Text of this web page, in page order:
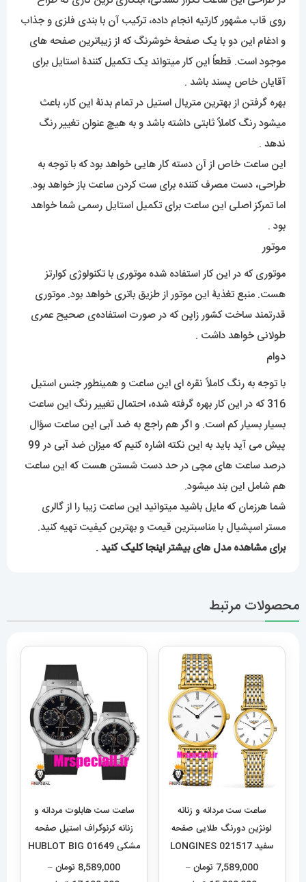
روی قاب مشهور کارتیه انجام داده، ترکیب آن با بندی فلزی و جذاب
و ادغام این دو با یک صفحۀ خوشرنگ که از زیباترین صفحه های
موجود است. قطعاً این کار میتواند یک تکمیل کنندۀ استایل برای
آقایان خاص پسند باشد .
بهره گرفتن از بهترین متریال استیل در تمام بدنۀ این کار، باعث
میشود رنگ کاملاً ثابتی داشته باشد و به هیچ عنوان تغییر رنگ
ندهد .
این ساعت خاص از آن دسته کار هایی خواهد بود که با توجه به
طراحی، دست مصرف کننده برای ست کردن ساعت باز خواهد بود.
اما تمرکز اصلی این ساعت برای تکمیل استایل رسمی شما خواهد
بود .
موتور
موتوری که در این کار استفاده شده موتوری با تکنولوژی کوارتز
هست. منبع تغذیۀ این موتور از طزیق باتری خواهد بود. موتوری
قدرتمند ساخت کشور زاپن که در صورت استفاده‌ی صحیح عمری
طولانی خواهد داشت .
دوام
با توجه به رنگ کاملاً نقره ای این ساعت و همینطور جنس استیل
316 که در این کار بهره گرفته شده، احتمال تغییر رنگ این ساعت
بسیار بسیار کم است. و اگر هم راجع به ضد آبی این ساعت سؤال
پیش می آید باید به این نکته اشاره کنیم که میزان ضد آبی در 99
درصد ساعت های مچی در حد دست شستن هست که این ساعت
هم شامل این بند میشود.
شما هرزمان که مایل باشید میتوانید این ساعت زیبا را از گالری
مستر اسپشیال با مناسبترین قیمت و بهترین کیفیت تهیه کنید.
برای مشاهده مدل های بیشتراینجا کلیککنید .
محصولات مرتبط
ساعت ست مردانه و زنانه
لونژین دورنگ طلایی صفحه
سفید LONGINES 021517
7,589,000 تومان–
ساعت ست هابلوت مردانه و
زنانه کرنوگراف استیل صفحه
مشکی 01649 HUBLOT BIG
BANG
8,589,000 تومان–